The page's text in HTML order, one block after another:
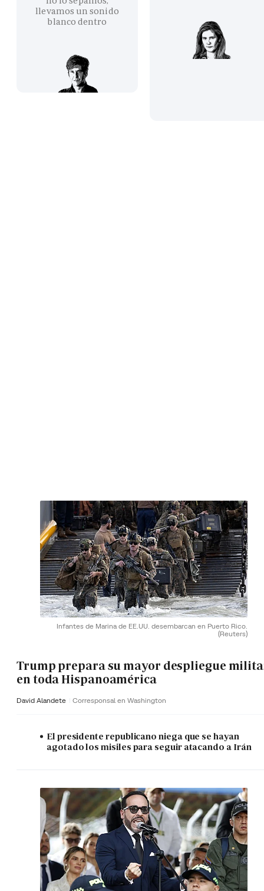
llevamos un sonido
blanco dentro
Infantes de Marina de EE.UU. desembarcan en Puerto Rico.
(Reuters)
Trump prepara su mayor despliegue
en toda Hispanoamérica
David Alandete Corresponsal en Washington
El presidente republicano niega que se hayan
agotado los misiles para seguir atacando a Irán